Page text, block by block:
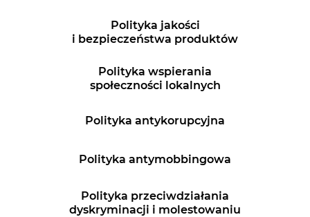
Polityka antykorupcyjna
Polityka antymobbingowa
Polityka jakości
i bezpieczeństwa produktów
Polityka wspierania
społeczności lokalnych
Polityka przeciwdziałania
dyskryminacji i molestowaniu